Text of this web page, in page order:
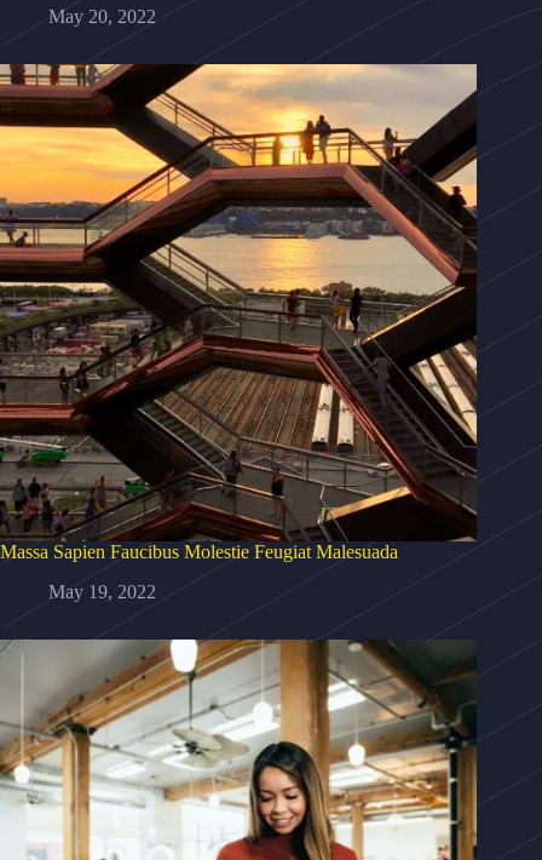
May 20, 2022
Massa Sapien Faucibus Molestie Feugiat Malesuada
May 19, 2022